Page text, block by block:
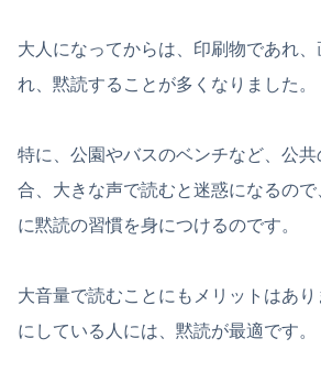
大人になってからは、印刷物であれ
れ、黙読することが多くなりました。
特に、公園やバスのベンチなど、公
合、大きな声で読むと迷惑になるの
に黙読の習慣を身につけるのです。
大音量で読むことにもメリットはあ
にしている人には、黙読が最適です。